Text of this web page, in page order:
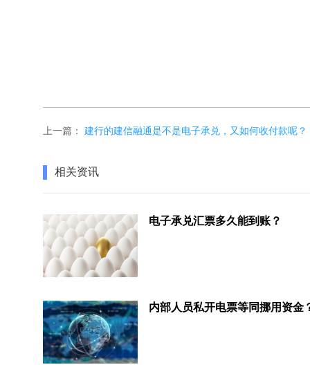
上一篇： 建行的建信融通是不是电子承兑，又如何收付款呢？
相关资讯
电子承兑汇票多久能到账？
内部人员私开电票等同挪用资金